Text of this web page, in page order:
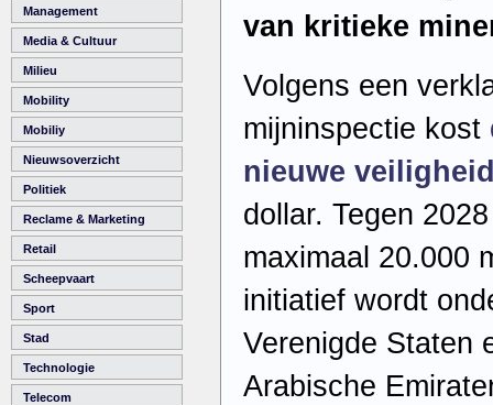
Management
Media & Cultuur
Milieu
Mobility
Mobiliy
Nieuwsoverzicht
Politiek
Reclame & Marketing
Retail
Scheepvaart
Sport
Stad
Technologie
Telecom
van kritieke
Volgens een
mijninspectie kost
nieuwe
dollar. Tegen
maximaal 20.000
initiatief wordt
Verenigde Staten
Arabische